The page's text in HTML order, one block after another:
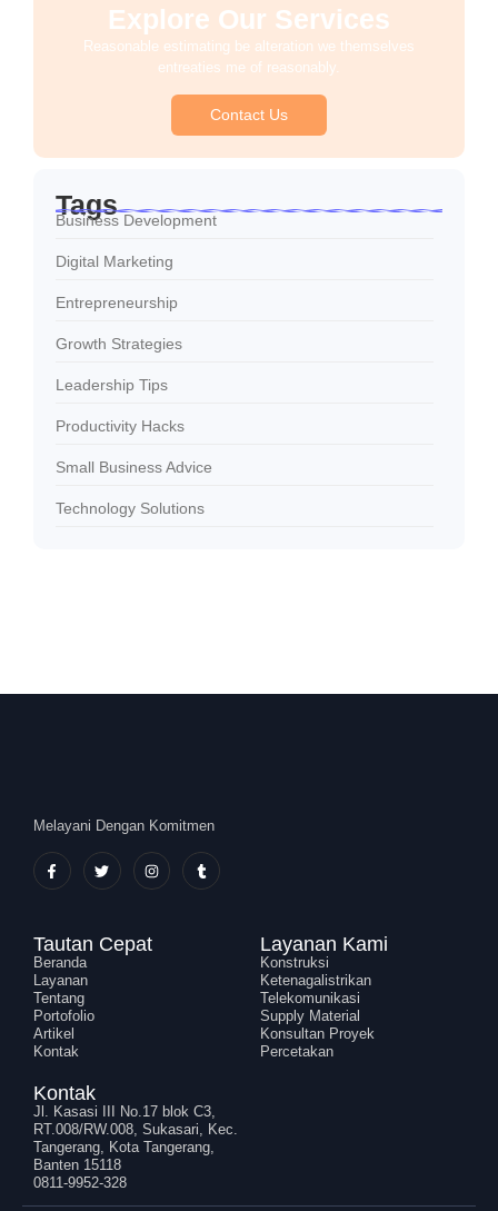
Explore Our Services
Reasonable estimating be alteration we themselves
entreaties me of reasonably.
Contact Us
Tags
Business Development
Digital Marketing
Entrepreneurship
Growth Strategies
Leadership Tips
Productivity Hacks
Small Business Advice
Technology Solutions
Melayani Dengan Komitmen
Tautan Cepat
Beranda
Layanan
Tentang
Portofolio
Artikel
Kontak
Layanan Kami
Konstruksi
Ketenagalistrikan
Telekomunikasi
Supply Material
Konsultan Proyek
Percetakan
Kontak
Jl. Kasasi III No.17 blok C3,
RT.008/RW.008, Sukasari, Kec.
Tangerang, Kota Tangerang,
Banten 15118
0811-9952-328